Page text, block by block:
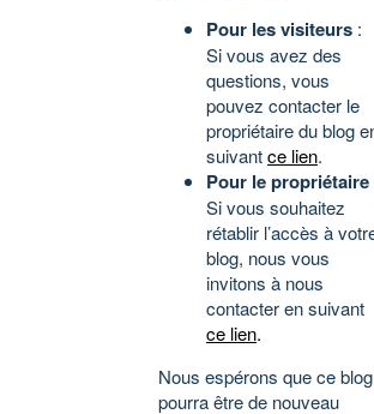
Pour les visiteurs :
Si vous avez des
questions, vous
pouvez contacter le
propriétaire du blog
suivantce lien.
Pour le propriétaire
Si vous souhaitez
rétablir l’accès à
blog, nous vous
invitons à nous
contacter en suivant
ce lien.
Nous espérons que ce blog
pourra être de nouveau